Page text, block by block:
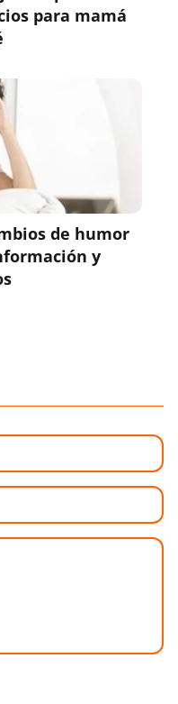
para mamá
de humor
y